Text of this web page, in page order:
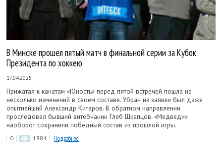
В Минске прошел пятый матч в финальной серии за Кубок
Президента по хоккею
17.04.2025
Прижатая к канатам «Юность» перед пятой встречей пошла на
несколько изменений в своем составе. Убран из заявки был даже
опытнейший Александр Китаров. В обратном направлении
проследовал бывший витебчанин Глеб Шкапцов. «Медведи»
наоборот сохранили победный состав из прошлой игры.
0 1884 Подробнее